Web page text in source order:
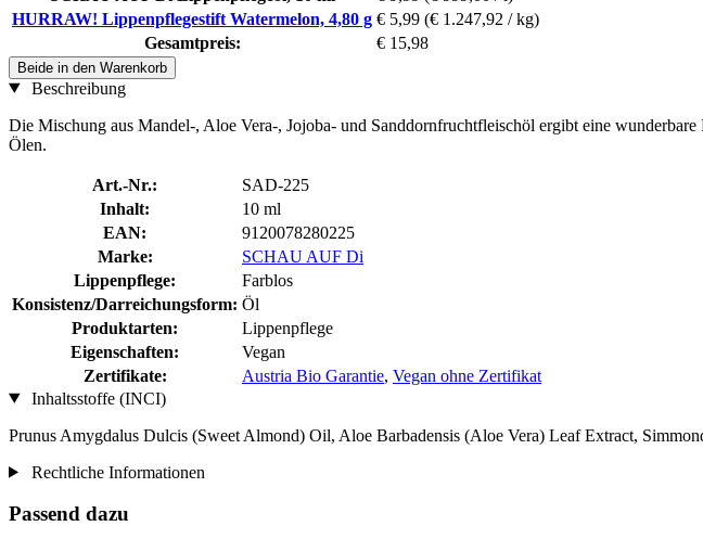
HURRAW! Lippenpflegestift Watermelon, 4,80 g € 5,99 (€ 1.247,92 / kg)
Gesamtpreis:
€ 15,98
Beide in den Warenkorb
Beschreibung
Die Mischung aus Mandel-, Aloe Vera-, Jojoba- und Sanddornfruchtfleischöl ergibt eine
Ölen.
Art.-Nr.:
SAD-225
Inhalt:
10 ml
EAN:
9120078280225
Marke:
SCHAU AUF Di
Lippenpflege:
Farblos
Konsistenz/Darreichungsform: Öl
Produktarten:
Lippenpflege
Eigenschaften:
Vegan
Zertifikate:
Austria Bio Garantie, Vegan ohne Zertifikat
Inhaltsstoffe (INCI)
Prunus Amygdalus Dulcis (Sweet Almond) Oil, Aloe Barbadensis (Aloe Vera) Leaf Extract,
Rechtliche Informationen
Passend dazu